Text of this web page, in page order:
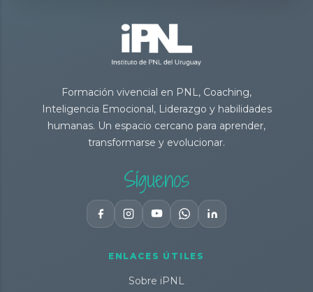
Formación vivencial en PNL, Coaching,
Inteligencia Emocional, Liderazgo y habilidades
humanas. Un espacio cercano para aprender,
transformarse y evolucionar.
Síguenos
ENLACES ÚTILES
Sobre iPNL